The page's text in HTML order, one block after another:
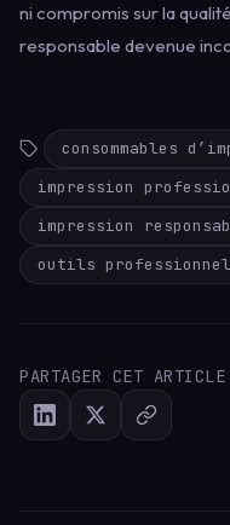
ni compromis sur la
responsable devenue
consommables
impression
impression
outils
PARTAGER CET ARTICLE